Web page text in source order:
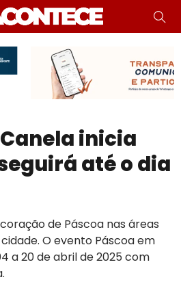
inicia
até o dia
de Páscoa nas áreas
O evento Páscoa em
a 20 de abril de 2025 com